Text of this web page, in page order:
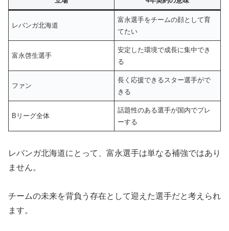
レバンガ北海道
富永選手をチームの顔として育
てたい
富永啓生選手
安定した環境で成長に集中でき
る
ファン
長く応援できるスター選手がで
きる
Bリーグ全体
話題性のある選手が国内でプレ
ーする
レバンガ北海道にとって、富永選手は単なる補強ではあり
ません。
チームの未来を背負う存在として迎えた選手だと考えられ
ます。